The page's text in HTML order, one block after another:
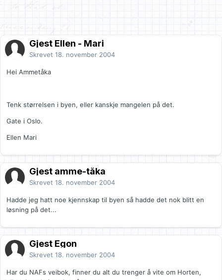
Gjest Ellen - Mari
Skrevet 18. november 2004
Hei Ammetåka
Tenk størrelsen i byen, eller kanskje mangelen på det.
Gate i Oslo.
Ellen Mari
Gjest amme-tåka
Skrevet 18. november 2004
Hadde jeg hatt noe kjennskap til byen så hadde det nok blitt en
løsning på det...
Gjest Egon
Skrevet 18. november 2004
Har du NAFs veibok, finner du alt du trenger å vite om Horten,